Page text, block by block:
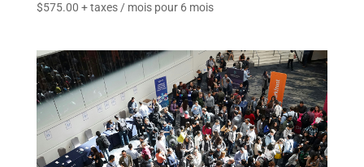
$575.00 + taxes / mois pour 6 mois